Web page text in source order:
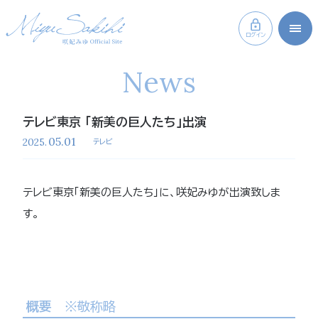
ログイン
News
テレビ東京 「新美の巨人たち」出演
2025. 05.01 テレビ
テレビ東京「新美の巨人たち」に、咲妃みゆが出演致しま
す。
概要 ※敬称略